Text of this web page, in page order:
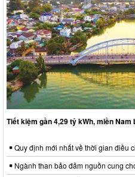
Tiết kiệm gần 4,29 tỷ kWh, miền
Quy định mới nhất về thời gian điều
Ngành than bảo đảm nguồn cung